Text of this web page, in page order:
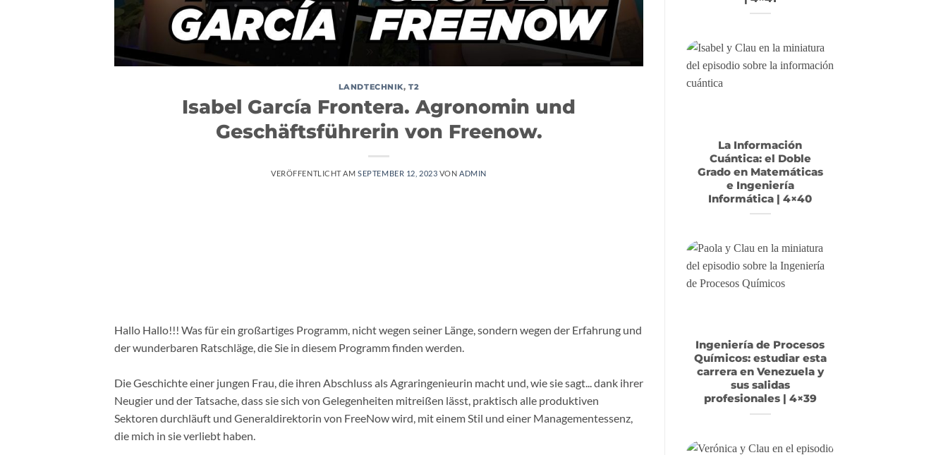
LANDTECHNIK,T2
Isabel García Frontera. Agronomin und
Geschäftsführerin von Freenow.
VERÖFFENTLICHT AMSEPTEMBER 12, 2023 VONADMIN
Hallo Hallo!!! Was für ein großartiges Programm, nicht wegen seiner Länge, sondern wegen der Erfahrung und
der wunderbaren Ratschläge, die Sie in diesem Programm finden werden.
Die Geschichte einer jungen Frau, die ihren Abschluss als Agraringenieurin macht und, wie sie sagt... dank ihrer
Neugier und der Tatsache, dass sie sich von Gelegenheiten mitreißen lässt, praktisch alle produktiven
Sektoren durchläuft und Generaldirektorin von FreeNow wird, mit einem Stil und einer Managementessenz,
die mich in sie verliebt haben.
La Información
Cuántica: el Doble
Grado en Matemáticas
e Ingeniería
Informática | 4×40
Ingeniería de Procesos
Químicos: estudiar esta
carrera en Venezuela y
sus salidas
profesionales | 4×39